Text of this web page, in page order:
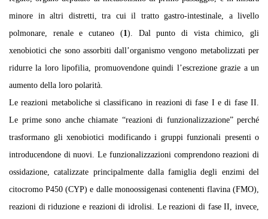
minore in altri distretti, tra cui il tratto gastro-intestinale, a livello
polmonare, renale e cutaneo (1). Dal punto di vista chimico, gli
xenobiotici che sono assorbiti dall’organismo vengono metabolizzati per
ridurre la loro lipofilia, promuovendone quindi l’escrezione grazie a un
aumento della loro polarità.
Le reazioni metaboliche si classificano in reazioni di fase I e di fase II.
Le prime sono anche chiamate “reazioni di funzionalizzazione” perché
trasformano gli xenobiotici modificando i gruppi funzionali presenti o
introducendone di nuovi. Le funzionalizzazioni comprendono reazioni di
ossidazione, catalizzate principalmente dalla famiglia degli enzimi del
citocromo P450 (CYP) e dalle monoossigenasi contenenti flavina (FMO),
reazioni di riduzione e reazioni di idrolisi. Le reazioni di fase II, invece,